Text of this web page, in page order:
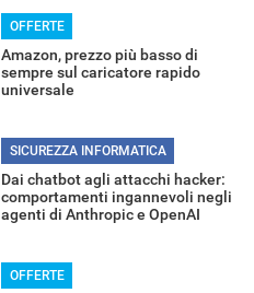
OFFERTE
Amazon, prezzo più basso di
sempre sul caricatore rapido
universale
SICUREZZA INFORMATICA
Dai chatbot agli attacchi hacker:
comportamenti ingannevoli negli
agenti di Anthropic e OpenAI
OFFERTE